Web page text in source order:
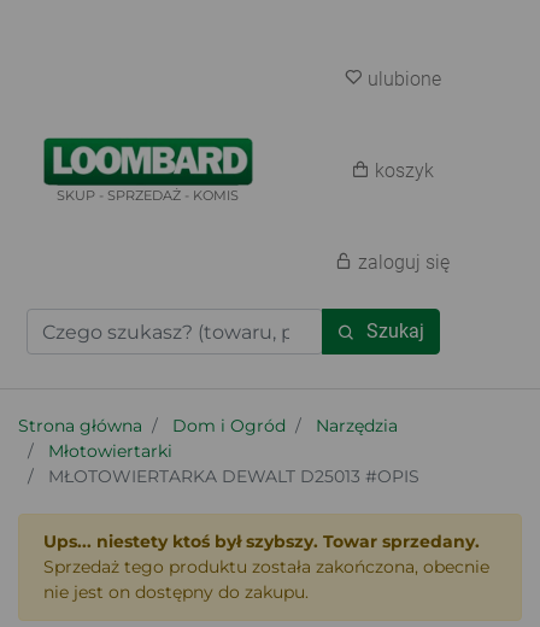
SKUP - SPRZEDAŻ - KOMIS
Szukaj
ulubione
koszyk
zaloguj się
Strona główna Dom i Ogród
Narzędzia
Młotowiertarki
MŁOTOWIERTARKA DEWALT D25013 #OPIS
Ups... niestety ktoś był szybszy. Towar sprzedany.
Sprzedaż tego produktu została zakończona, obecnie
nie jest on dostępny do zakupu.